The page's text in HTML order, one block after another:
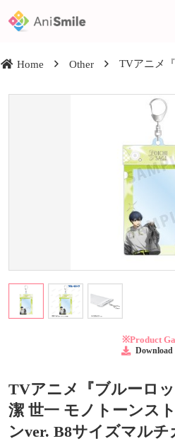
Home Other TVアニメ
※Product
Download
TVアニメ『ブルーロ
潔 世一 モノトーンス
ンver. B8サイズマル